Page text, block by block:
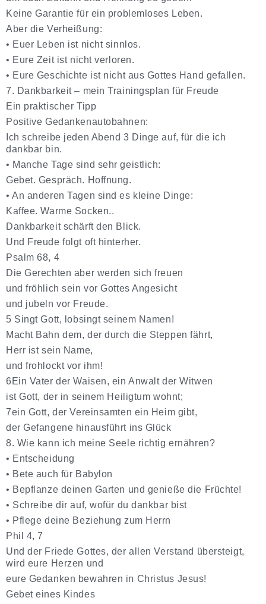
Keine Garantie für ein problemloses Leben.
Aber die Verheißung:
• Euer Leben ist nicht sinnlos.
• Eure Zeit ist nicht verloren.
• Eure Geschichte ist nicht aus Gottes Hand gefallen.
7. Dankbarkeit – mein Trainingsplan für Freude
Ein praktischer Tipp
Positive Gedankenautobahnen:
Ich schreibe jeden Abend 3 Dinge auf, für die ich
dankbar bin.
• Manche Tage sind sehr geistlich:
Gebet. Gespräch. Hoffnung.
• An anderen Tagen sind es kleine Dinge:
Kaffee. Warme Socken..
Dankbarkeit schärft den Blick.
Und Freude folgt oft hinterher.
Psalm 68, 4
Die Gerechten aber werden sich freuen
und fröhlich sein vor Gottes Angesicht
und jubeln vor Freude.
5 Singt Gott, lobsingt seinem Namen!
Macht Bahn dem, der durch die Steppen fährt,
Herr ist sein Name,
und frohlockt vor ihm!
6Ein Vater der Waisen, ein Anwalt der Witwen
ist Gott, der in seinem Heiligtum wohnt;
7ein Gott, der Vereinsamten ein Heim gibt,
der Gefangene hinausführt ins Glück
8. Wie kann ich meine Seele richtig ernähren?
• Entscheidung
• Bete auch für Babylon
• Bepflanze deinen Garten und genieße die Früchte!
• Schreibe dir auf, wofür du dankbar bist
• Pflege deine Beziehung zum Herrn
Phil 4, 7
Und der Friede Gottes, der allen Verstand übersteigt,
wird eure Herzen und
eure Gedanken bewahren in Christus Jesus!
Gebet eines Kindes